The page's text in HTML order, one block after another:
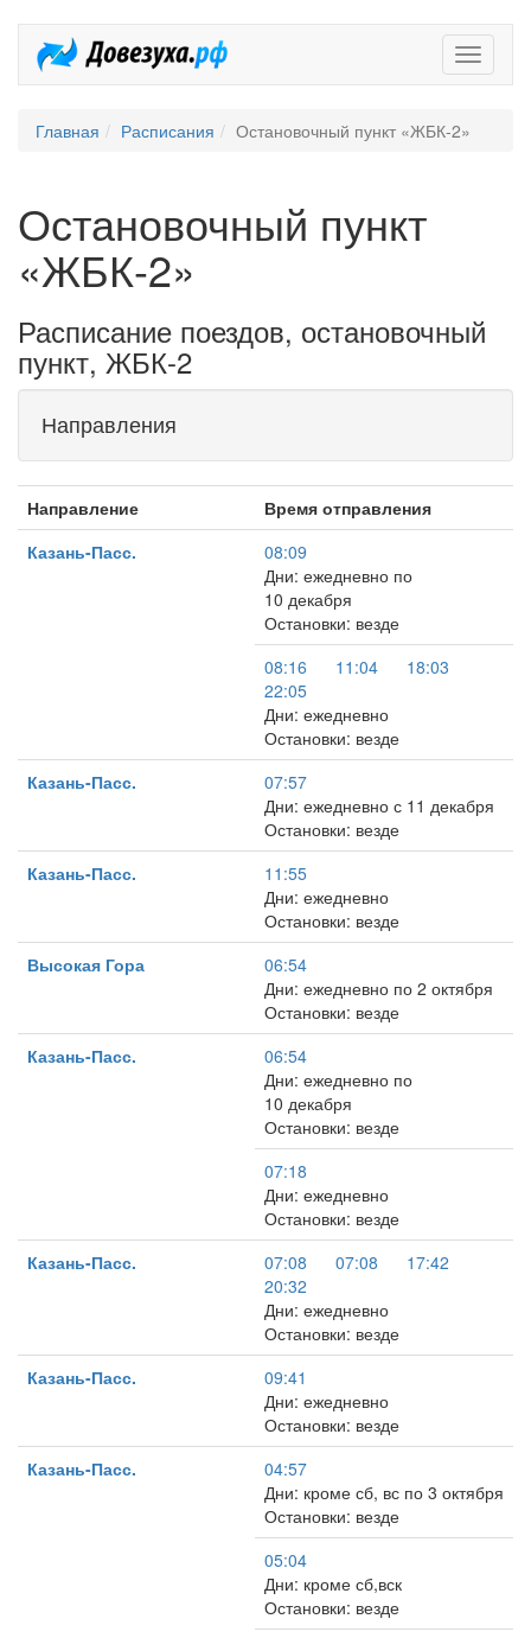
Главная Расписания Остановочный пункт «ЖБК-2»
Остановочный пункт
«ЖБК-2»
Расписание поездов, остановочный
пункт, ЖБК-2
Направления
Направление
Время отправления
Казань-Пасс.
08:09
Дни: ежедневно по
10 декабря
Остановки: везде
08:16
11:04
18:03
22:05
Дни: ежедневно
Остановки: везде
Казань-Пасс.
07:57
Дни: ежедневно с 11 декабря
Остановки: везде
Казань-Пасс.
11:55
Дни: ежедневно
Остановки: везде
Высокая Гора
06:54
Дни: ежедневно по 2 октября
Остановки: везде
Казань-Пасс.
06:54
Дни: ежедневно по
10 декабря
Остановки: везде
07:18
Дни: ежедневно
Остановки: везде
Казань-Пасс.
07:08 07:08
17:42
20:32
Дни: ежедневно
Остановки: везде
Казань-Пасс.
09:41
Дни: ежедневно
Остановки: везде
Казань-Пасс.
04:57
Дни: кроме сб, вс по 3 октября
Остановки: везде
05:04
Дни: кроме сб,вск
Остановки: везде